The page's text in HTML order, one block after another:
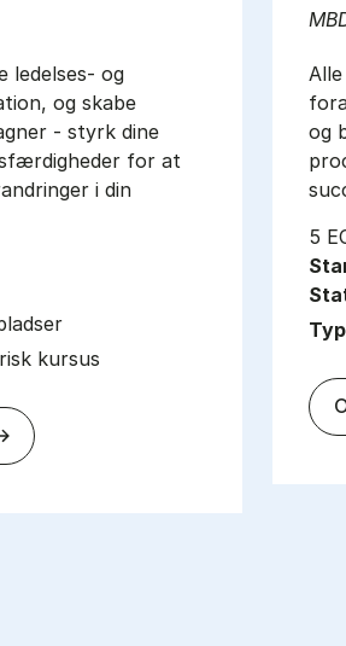
ledelses- og
og skabe
- styrk dine
for at
i din
kursus
about
og
5